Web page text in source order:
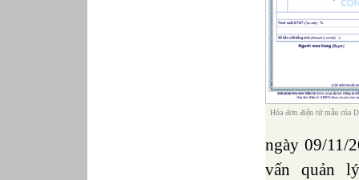
Hóa đơn điện tử mẫu của
ngày 09/11/
vấn quản